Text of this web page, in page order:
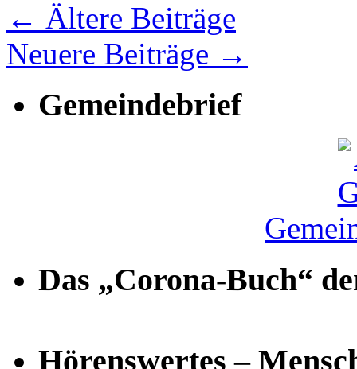
← Ältere Beiträge
Neuere Beiträge →
Gemeindebrief
Das „Corona-Buch“
Hörenswertes –